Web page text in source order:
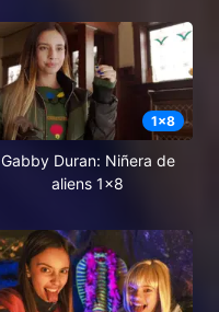
1x8
Gabby Duran: Niñera de
aliens 1x8